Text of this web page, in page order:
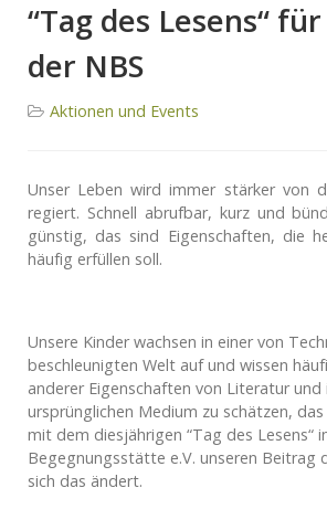
“Tag des Lesens“
der NBS
Aktionen und Events
Unser Leben wird immer stärker von
regiert. Schnell abrufbar, kurz und
günstig, das sind Eigenschaften, die
häufig erfüllen soll.
Unsere Kinder wachsen in einer von
beschleunigten Welt auf und wissen
anderer Eigenschaften von Literatur und
ursprünglichen Medium zu schätzen,
mit dem diesjährigen “Tag des Lesens“
Begegnungsstätte e.V. unseren Beitrag
sich das ändert.